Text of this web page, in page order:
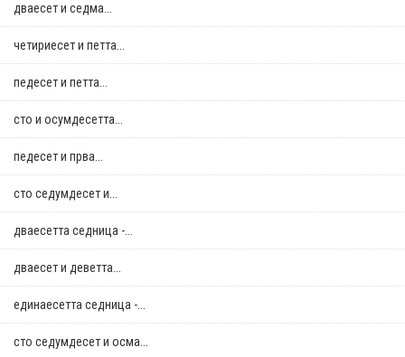
дваесет и седма...
четириесет и петта...
педесет и петта...
сто и осумдесетта...
педесет и прва...
сто седумдесет и...
дваесетта седница -...
дваесет и деветта...
единаесетта седница -...
сто седумдесет и осма...